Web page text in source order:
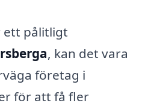
ett pålitligt
, kan det vara
företag i
för att få fler